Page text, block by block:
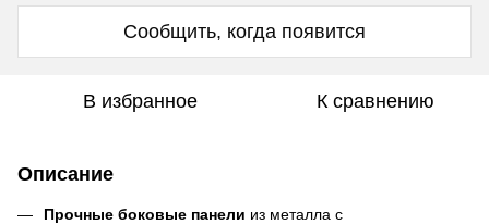
Сообщить, когда появится
В избранное К сравнению
Описание
Прочные боковые панели из металла с